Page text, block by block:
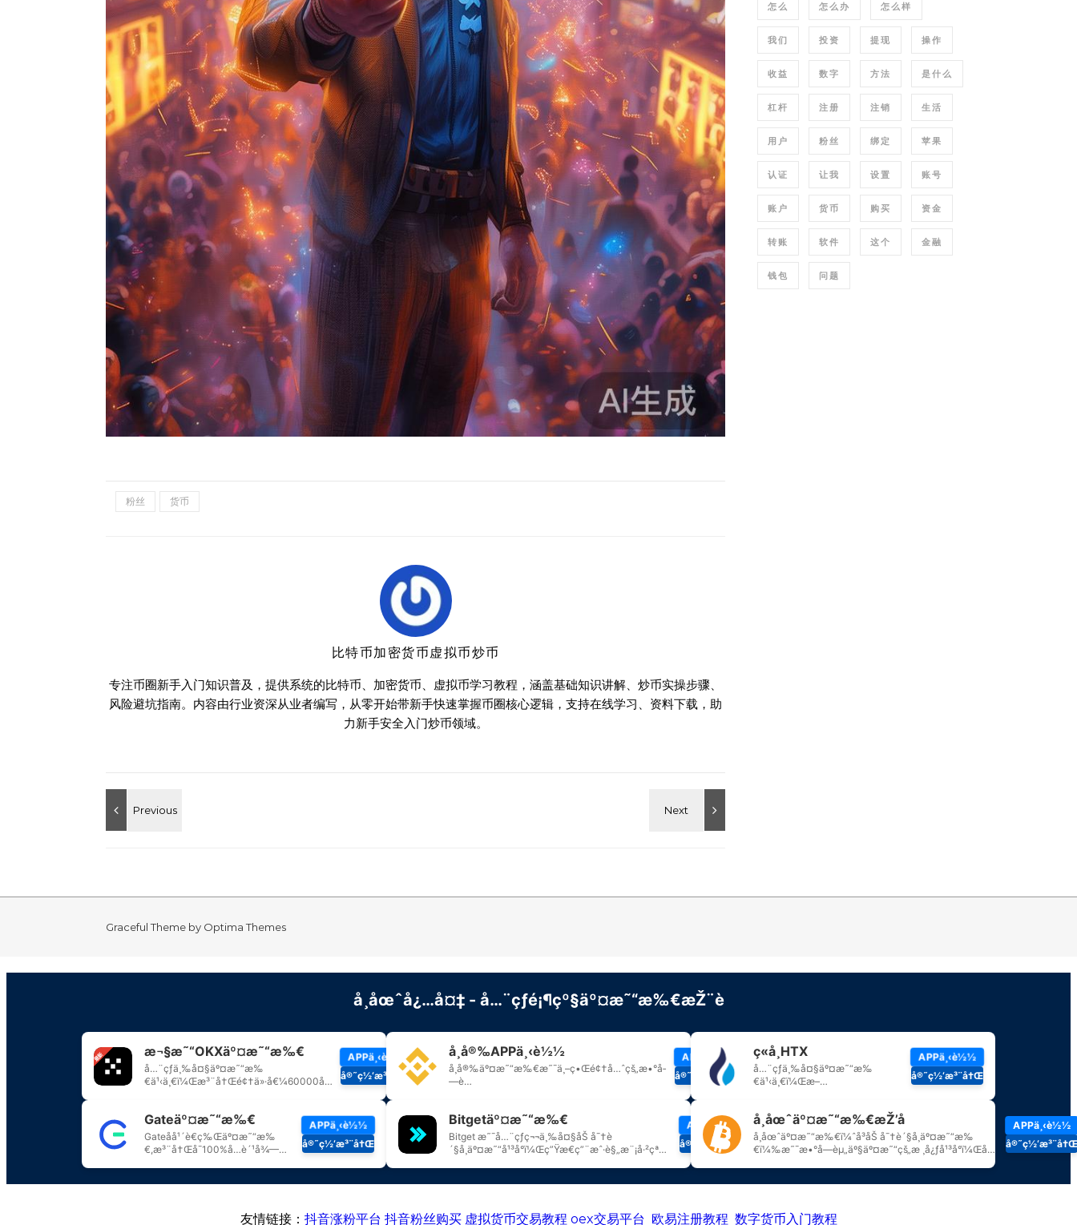
粉丝 货币
比特币加密货币虚拟币炒币
专注币圈新手入门知识普及，提供系统的比特币、加密货币、虚拟币学习教程，涵盖基础知识讲解、炒币实操步骤、
风险避坑指南。内容由行业资深从业者编写，从零开始带新手快速掌握币圈核心逻辑，支持在线学习、资料下载，助
力新手安全入门炒币领域。
怎么 怎么办 怎么样
我们 投资 提现 操作
收益 数字 方法 是什么
杠杆 注册 注销 生活
用户 粉丝 绑定 苹果
认证 让我 设置 账号
账户 货币 购买 资金
转账 软件 这个 金融
钱包 问题
Graceful Theme by Optima Themes
友情链接： 抖音涨粉平台 抖音粉丝购买 虚拟货币交易教程 oex交易平台 欧易注册教程 数字货币入门教程